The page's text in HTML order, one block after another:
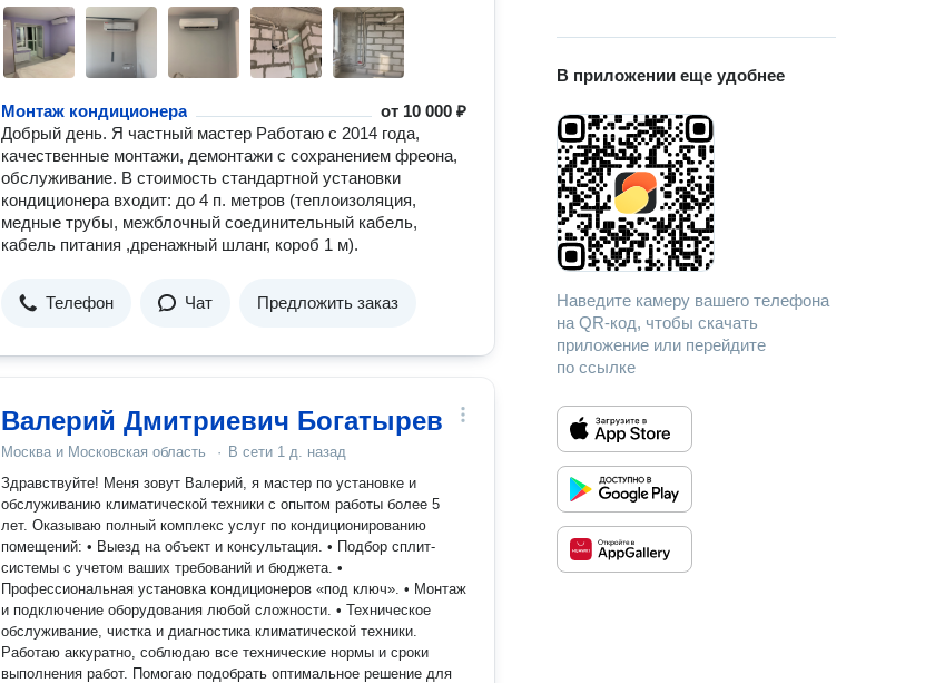
Монтаж кондиционера от 10 000 ₽
Добрый день. Я частный мастер Работаю с 2014 года,
качественные монтажи, демонтажи с сохранением фреона,
обслуживание. В стоимость стандартной установки
кондиционера входит: до 4 п. метров (теплоизоляция,
медные трубы, межблочный соединительный кабель,
кабель питания ,дренажный шланг, короб 1 м).
Телефон Чат Предложить заказ
Валерий Дмитриевич Богатырев
Москва и Московская область · В сети 1 д. назад
Здравствуйте! Меня зовут Валерий, я мастер по установке и
обслуживанию климатической техники с опытом работы более 5
лет. Оказываю полный комплекс услуг по кондиционированию
помещений: • Выезд на объект и консультация. • Подбор сплит-
системы с учетом ваших требований и бюджета. •
Профессиональная установка кондиционеров «под ключ». • Монтаж
и подключение оборудования любой сложности. • Техническое
обслуживание, чистка и диагностика климатической техники.
Работаю аккуратно, соблюдаю все технические нормы и сроки
выполнения работ. Помогаю подобрать оптимальное решение для
В приложении еще удобнее
Наведите камеру вашего телефона
на QR-код, чтобы скачать
приложение или перейдите
по ссылке